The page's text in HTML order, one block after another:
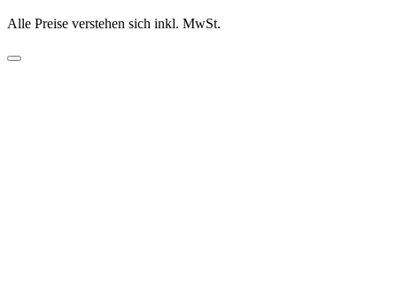
Alle Preise verstehen sich inkl. MwSt.